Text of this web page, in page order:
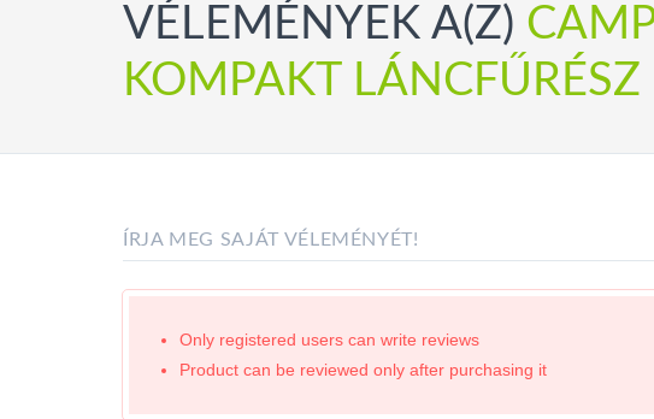
VÉLEMÉNYEK A(Z)
KOMPAKT LÁNCFŰRÉSZ
ÍRJA MEG SAJÁT VÉLEMÉNYÉT!
Only registered users can write reviews
Product can be reviewed only after purchasing it